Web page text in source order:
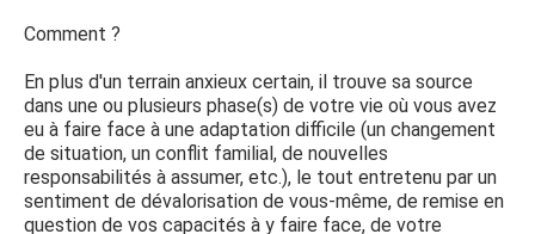
Comment ?
En plus d'un terrain anxieux certain, il trouve sa source
dans une ou plusieurs phase(s) de votre vie où vous avez
eu à faire face à une adaptation difficile (un changement
de situation, un conflit familial, de nouvelles
responsabilités à assumer, etc.), le tout entretenu par un
sentiment de dévalorisation de vous-même, de remise en
question de vos capacités à y faire face, de votre